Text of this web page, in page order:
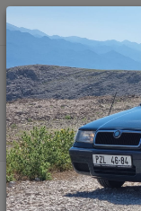
Po - Pá 9:00 - 17:00
Úvod Kožené a látkové
brzda Felicia Mystery -